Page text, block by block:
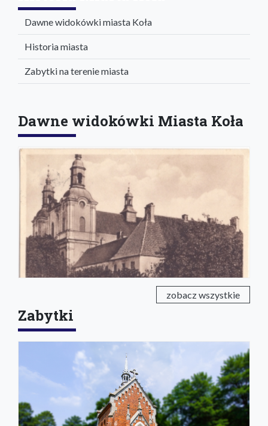
Dawne widokówki miasta Koła
Historia miasta
Zabytki na terenie miasta
Dawne widokówki Miasta Koła
zobacz wszystkie
Zabytki